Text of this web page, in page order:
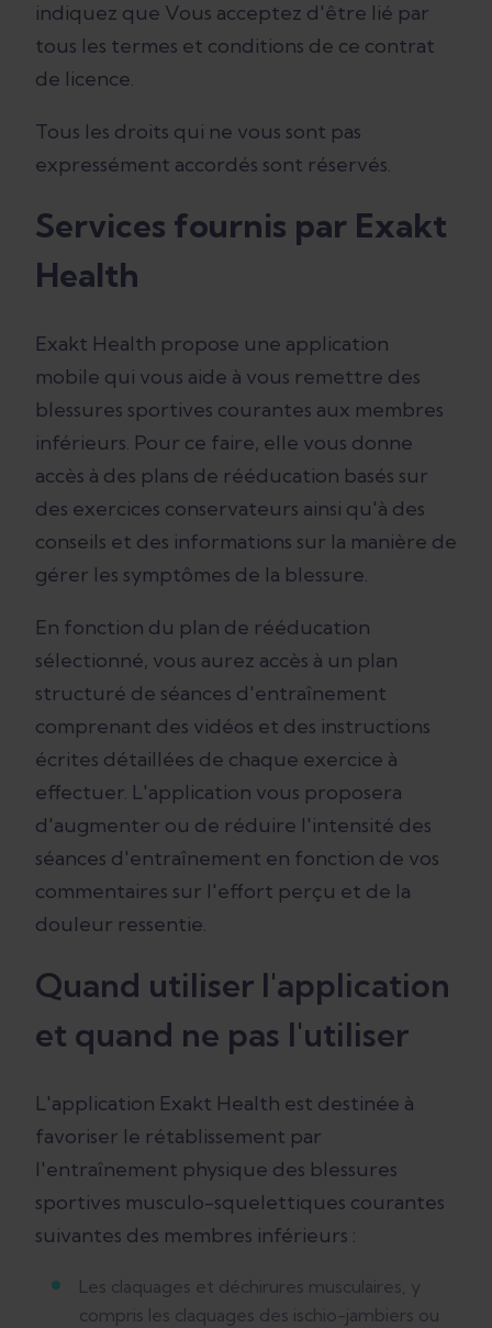
indiquez que Vous acceptez d'être lié par
tous les termes et conditions de ce contrat
de licence.
Tous les droits qui ne vous sont pas
expressément accordés sont réservés.
Services fournis par Exakt
Health
Exakt Health propose une application
mobile qui vous aide à vous remettre des
blessures sportives courantes aux membres
inférieurs. Pour ce faire, elle vous donne
accès à des plans de rééducation basés sur
des exercices conservateurs ainsi qu'à des
conseils et des informations sur la manière de
gérer les symptômes de la blessure.
En fonction du plan de rééducation
sélectionné, vous aurez accès à un plan
structuré de séances d'entraînement
comprenant des vidéos et des instructions
écrites détaillées de chaque exercice à
effectuer. L'application vous proposera
d'augmenter ou de réduire l'intensité des
séances d'entraînement en fonction de vos
commentaires sur l'effort perçu et de la
douleur ressentie.
Quand utiliser l'application
et quand ne pas l'utiliser
L'application Exakt Health est destinée à
favoriser le rétablissement par
l'entraînement physique des blessures
sportives musculo-squelettiques courantes
suivantes des membres inférieurs :
Les claquages et déchirures musculaires, y
compris les claquages des ischio-jambiers ou